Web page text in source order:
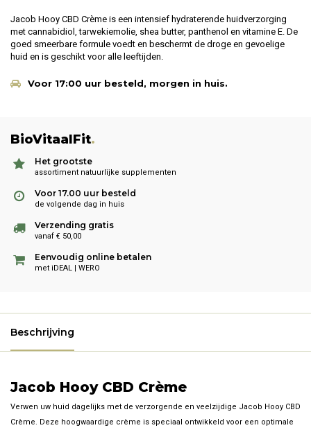
Jacob Hooy CBD Crème is een intensief hydraterende huidverzorging
met cannabidiol, tarwekiemolie, shea butter, panthenol en vitamine E. De
goed smeerbare formule voedt en beschermt de droge en gevoelige
huid en is geschikt voor alle leeftijden.
Voor 17:00 uur besteld, morgen in huis.
BioVitaalFit.
Het grootste
assortiment natuurlijke supplementen
Voor 17.00 uur besteld
de volgende dag in huis
Verzending gratis
vanaf € 50,00
Eenvoudig online betalen
met iDEAL | WERO
Beschrijving
Jacob Hooy CBD Crème
Verwen uw huid dagelijks met de verzorgende en veelzijdige Jacob Hooy CBD
Crème. Deze hoogwaardige crème is speciaal ontwikkeld voor een optimale